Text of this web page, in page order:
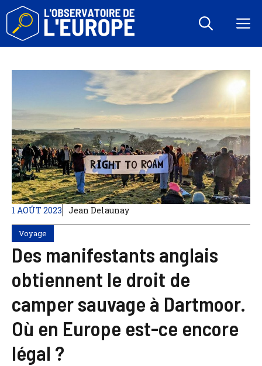
Aller
contenu
1 AOÛT 2023 Jean Delaunay
Voyage
Des manifestants anglais
obtiennent le droit de
camper sauvage à Dartmoor.
Où en Europe est-ce encore
légal ?